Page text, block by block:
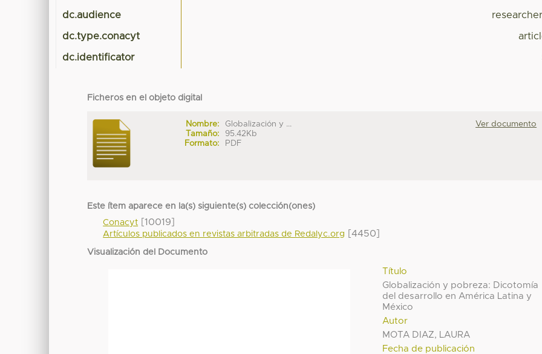
dc.audience
dc.type.conacyt
dc.identificator
Ficheros en el objeto digital
Nombre:
Globalización y ...
Tamaño:
95.42Kb
Formato:
PDF
Ver documento
Este ítem aparece en la(s) siguiente(s) colección(ones)
Conacyt [10019]
Artículos publicados en revistas arbitradas de Redalyc.org [4450]
Visualización del Documento
Título
Globalización y pobreza: Dicotomía
del desarrollo en América Latina y
México
Autor
MOTA DIAZ, LAURA
Fecha de publicación